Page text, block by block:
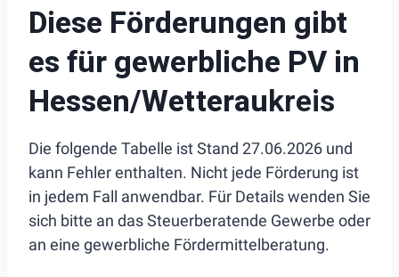
Diese Förderungen gibt
es für gewerbliche PV in
Hessen/Wetteraukreis
Die folgende Tabelle ist Stand 27.06.2026 und
kann Fehler enthalten. Nicht jede Förderung ist
in jedem Fall anwendbar. Für Details wenden Sie
sich bitte an das Steuerberatende Gewerbe oder
an eine gewerbliche Fördermittelberatung.